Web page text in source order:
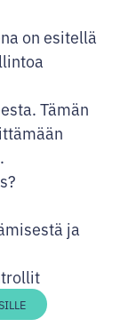
on esitellä
Tämän
ja